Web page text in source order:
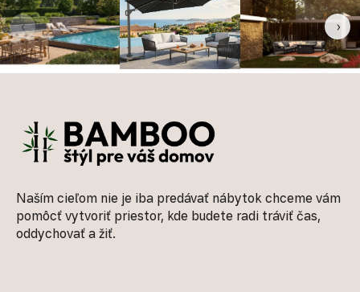
‹ ›
Naším cieľom nie je iba predávať nábytok chceme vám
pomôcť vytvoriť priestor, kde budete radi tráviť čas,
oddychovať a žiť.